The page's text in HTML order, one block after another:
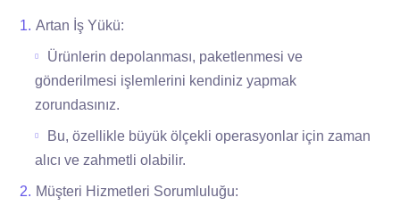
Artan İş Yükü:
Ürünlerin depolanması, paketlenmesi ve
gönderilmesi işlemlerini kendiniz yapmak
zorundasınız.
Bu, özellikle büyük ölçekli operasyonlar için zaman
alıcı ve zahmetli olabilir.
Müşteri Hizmetleri Sorumluluğu: